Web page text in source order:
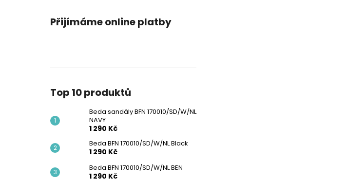
Přijímáme online platby
Top 10 produktů
Beda sandály BFN 170010/SD/W/NL
NAVY
1 290 Kč
Beda BFN 170010/SD/W/NL Black
1 290 Kč
Beda BFN 170010/SD/W/NL BEN
1 290 Kč